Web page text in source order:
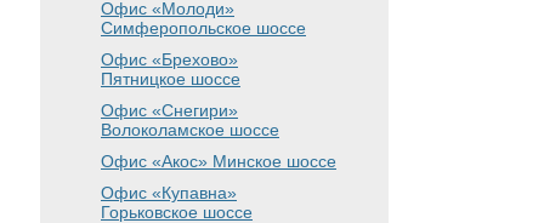
Офис «Молоди»
Симферопольское шоссе
Офис «Брехово»
Пятницкое шоссе
Офис «Снегири»
Волоколамское шоссе
Офис «Акос» Минское шоссе
Офис «Купавна»
Горьковское шоссе